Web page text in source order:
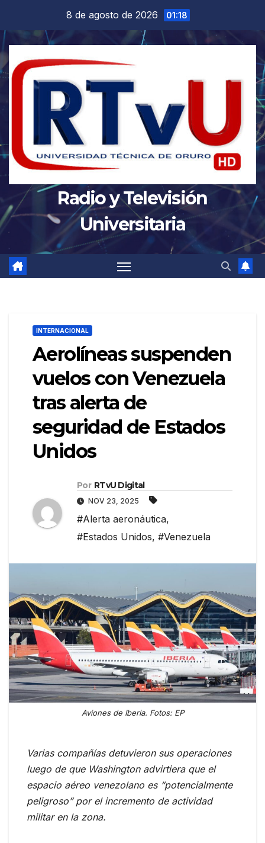
contenido
8 de agosto de 2026 01:18
Radio y Televisión
Universitaria
INTERNACIONAL
Aerolíneas suspenden
vuelos con Venezuela
tras alerta de
seguridad de Estados
Unidos
Por RTvU Digital
NOV 23, 2025
#Alerta aeronáutica,
#Estados Unidos, #Venezuela
Aviones de Iberia. Fotos: EP
Varias compañías detuvieron sus operaciones
luego de que Washington advirtiera que el
espacio aéreo venezolano es “potencialmente
peligroso” por el incremento de actividad
militar en la zona.